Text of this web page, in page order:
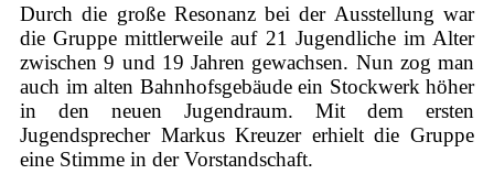
Durch die große Resonanz bei der Ausstellung war
die Gruppe mittlerweile auf 21 Jugendliche im Alter
zwischen 9 und 19 Jahren gewachsen. Nun zog man
auch im alten Bahnhofsgebäude ein Stockwerk höher
in den neuen Jugendraum. Mit dem ersten
Jugendsprecher Markus Kreuzer erhielt die Gruppe
eine Stimme in der Vorstandschaft.